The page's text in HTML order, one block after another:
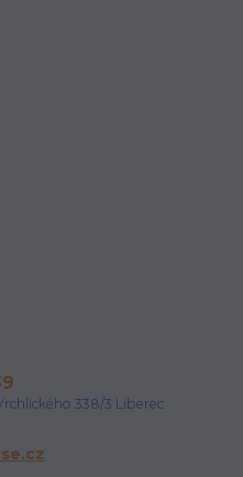
338/3 Liberec